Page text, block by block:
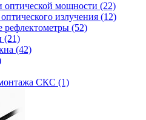
оптической мощности (22)
излучения (12)
рефлектометры (52)
(21)
(42)
СКС (1)